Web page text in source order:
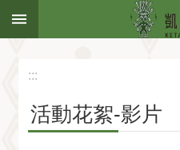
跳到主要內容區塊
:::
活動花絮-影片